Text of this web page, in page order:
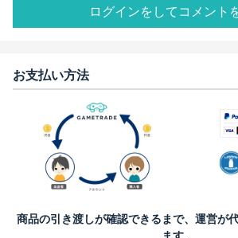
ログインをしてコメント
お支払い方法
商品の引き渡しが確認できるまで、運営が